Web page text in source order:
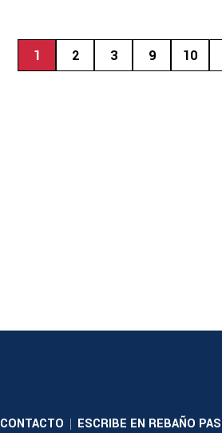
1 2 3 9 10
CONTACTO | ESCRIBE EN REBAÑO